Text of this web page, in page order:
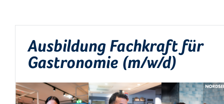
Ausbildung Fachkraft für
Gastronomie (m/w/d)